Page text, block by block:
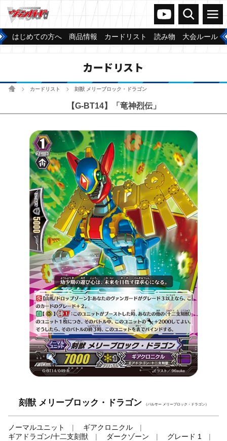
ヴァンガードch
検索 メニュー
はじめての方へ 商品情報 カードリスト 読み物 大会ルール
カードリスト
ホームカードリスト 刻獣 メリーブロック・ドラゴン
【G-BT14】「竜神烈伝」
刻獣 メリーブロック・ドラゴン （パルサー メリーブロック・ドラゴン）
ノーマルユニット
ギアクロニクル
ギアドラゴン/十二支刻獣
ダークゾーン
グレード 1